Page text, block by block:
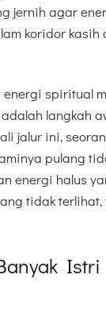
jernih agar
koridor kasih
spiritual
langkah
jalur ini,
pulang
energi halus
tidak